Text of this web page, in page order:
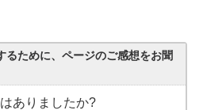
るために、ページのご感想をお聞
ありましたか?